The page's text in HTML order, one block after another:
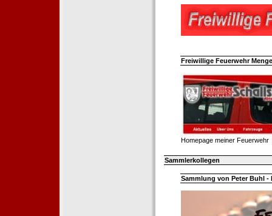
Freiwillige Feuerwehr
Homepage meiner Feuerwehr
Sammlerkollegen
Sammlung von Peter Buhl -